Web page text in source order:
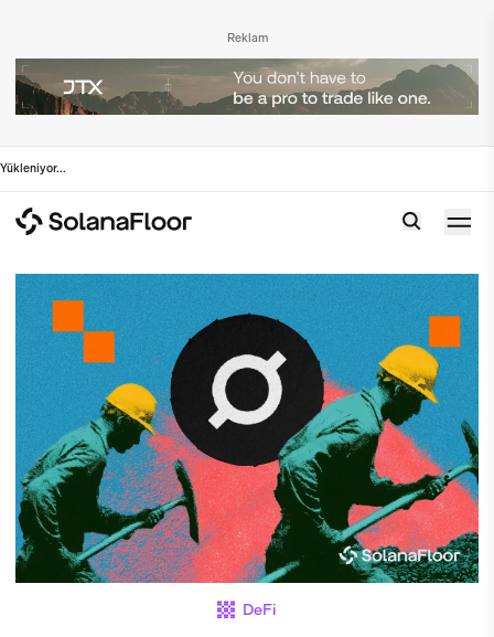
Reklam
Yükleniyor...
DeFi